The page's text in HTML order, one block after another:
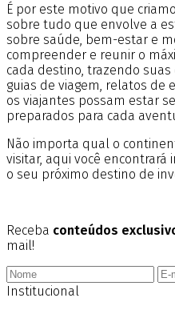
É por este motivo que
sobre tudo que envolve a
sobre saúde, bem-estar e
compreender e reunir o
cada destino, trazendo suas
guias de viagem, relatos de
os viajantes possam estar
preparados para cada
Não importa qual o
visitar, aqui você
o seu próximo destino de
Receba conteúdos
mail!
Institucional